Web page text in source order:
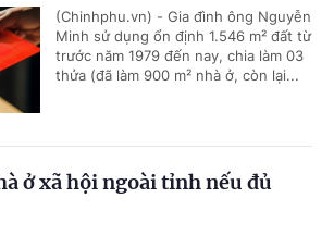
(Chinhphu.vn) - Gia đình ông Nguyễn
Minh sử dụng ổn định 1.546 m² đất từ
trước năm 1979 đến nay, chia làm 03
thửa (đã làm 900 m² nhà ở, còn lại...
ở xã hội ngoài tỉnh nếu đủ